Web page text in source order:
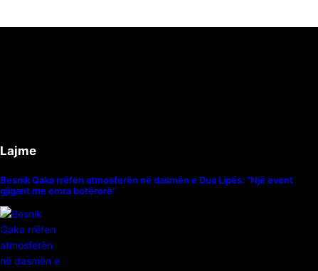
Lajme
Besnik Qaka rrëfen atmosferën në dasmën e Dua Lipës: “Një event
gjigant me emra botërorë”